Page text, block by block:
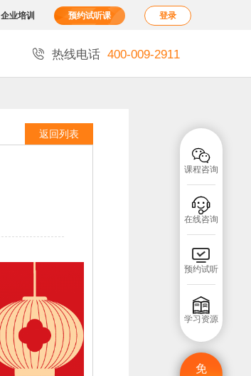
企业培训 预约试听课 登录
 热线电话 400-009-2911

课程咨询

在线咨询

预约试听

学习资源
免
返回列表